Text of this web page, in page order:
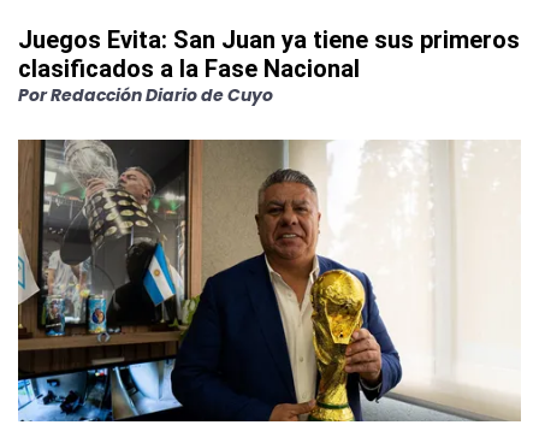
Juegos Evita: San Juan ya tiene sus primeros
clasificados a la Fase Nacional
PorRedacción Diario de Cuyo